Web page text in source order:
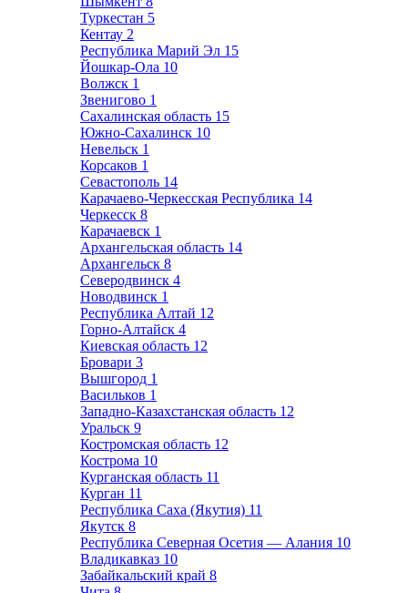
Туркестан 5
Кентау 2
Республика Марий Эл 15
Йошкар-Ола 10
Волжск 1
Звенигово 1
Сахалинская область 15
Южно-Сахалинск 10
Невельск 1
Корсаков 1
Севастополь 14
Карачаево-Черкесская Республика 14
Черкесск 8
Карачаевск 1
Архангельская область 14
Архангельск 8
Северодвинск 4
Новодвинск 1
Республика Алтай 12
Горно-Алтайск 4
Киевская область 12
Бровари 3
Вышгород 1
Васильков 1
Западно-Казахстанская область 12
Уральск 9
Костромская область 12
Кострома 10
Курганская область 11
Курган 11
Республика Саха (Якутия) 11
Якутск 8
Республика Северная Осетия — Алания 10
Владикавказ 10
Забайкальский край 8